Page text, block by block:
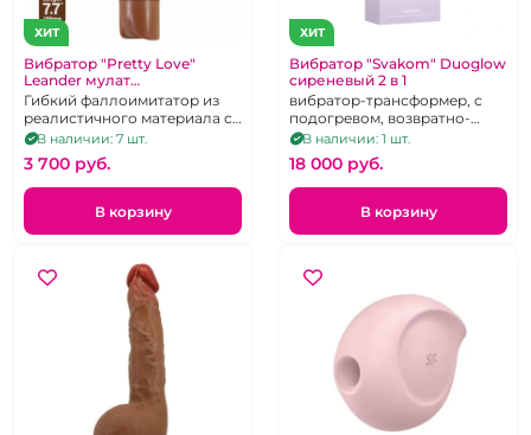
ХИТ
Вибратор "Pretty Love"
Leander мулат
перезаряжаемый
Гибкий фаллоимитатор из
реалистичного материала с
10 режимами вибрации на
зарядке Type-C
В наличии: 7 шт.
3 700 pуб.
В корзину
ХИТ
Вибратор "Svakom" Duoglow
сиреневый 2 в 1
вибратор-трансформер, с
подогревом, возвратно-
поступательными
движениями и ротацией
В наличии: 1 шт.
18 000 pуб.
В корзину